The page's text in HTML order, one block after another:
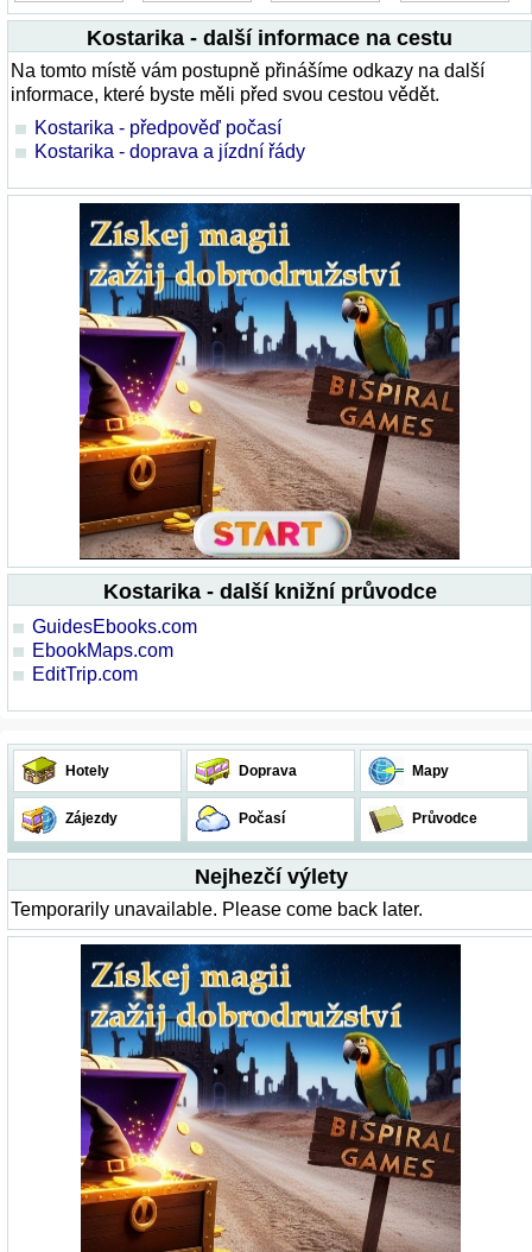
Kostarika - další informace na cestu
Na tomto místě vám postupně přinášíme odkazy na další
informace, které byste měli před svou cestou vědět.
Kostarika - předpověď počasí
Kostarika - doprava a jízdní řády
Kostarika - další knižní průvodce
GuidesEbooks.com
EbookMaps.com
EditTrip.com
Hotely Doprava Mapy
Zájezdy Počasí Průvodce
Nejhezčí výlety
Temporarily unavailable. Please come back later.